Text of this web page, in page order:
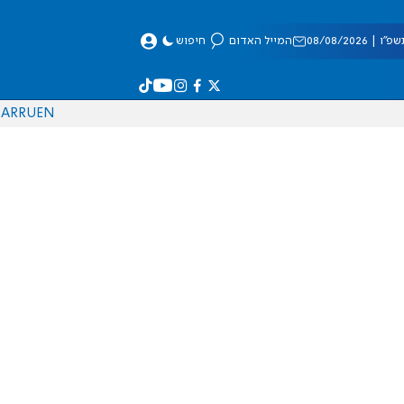
08/2026 המייל האדום חיפוש
EN
RU
AR